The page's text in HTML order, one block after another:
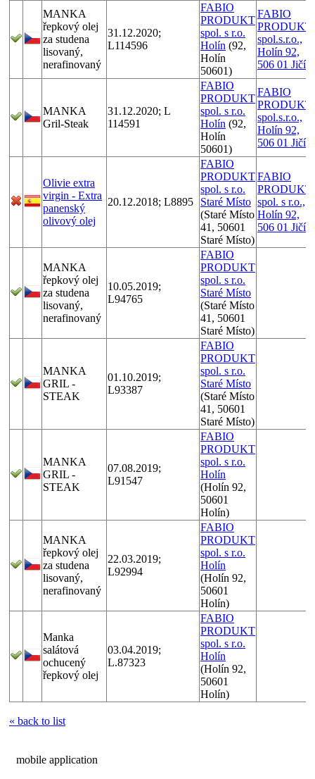
MANKA
řepkový olej
za studena
lisovaný,
nerafinovaný
31.12.2020;
L114596
FABIO
PRODUKT
spol. s r.o.
Holín (92,
Holín
50601)
FABIO
PRODUKT
spol.s.r.o.,
Holín 92,
506 01 Jičín
MANKA
Gril-Steak
31.12.2020; L
114591
FABIO
PRODUKT
spol. s r.o.
Holín (92,
Holín
50601)
FABIO
PRODUKT
spol.s.r.o.,
Holín 92,
506 01 Jičín
Olivie extra
virgin - Extra
panenský
olivový olej
20.12.2018; L8895
FABIO
PRODUKT
spol. s r.o.
Staré Místo
(Staré Místo
41, 50601
Staré Místo)
FABIO
PRODUKT
spol. s r.o.,
Holín 92,
506 01 Jičín
MANKA
řepkový olej
za studena
lisovaný,
nerafinovaný
10.05.2019;
L94765
FABIO
PRODUKT
spol. s r.o.
Staré Místo
(Staré Místo
41, 50601
Staré Místo)
MANKA
GRIL -
STEAK
01.10.2019;
L93387
FABIO
PRODUKT
spol. s r.o.
Staré Místo
(Staré Místo
41, 50601
Staré Místo)
MANKA
GRIL -
STEAK
07.08.2019;
L91547
FABIO
PRODUKT
spol. s r.o.
Holín
(Holín 92,
50601
Holín)
MANKA
řepkový olej
za studena
lisovaný,
nerafinovaný
22.03.2019;
L92994
FABIO
PRODUKT
spol. s r.o.
Holín
(Holín 92,
50601
Holín)
Manka
salátová
ochucený
řepkový olej
03.04.2019;
L.87323
FABIO
PRODUKT
spol. s r.o.
Holín
(Holín 92,
50601
Holín)
« back to list
mobile application